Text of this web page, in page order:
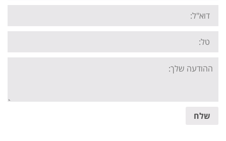
Email:
Tel:
Your
message:
שלח